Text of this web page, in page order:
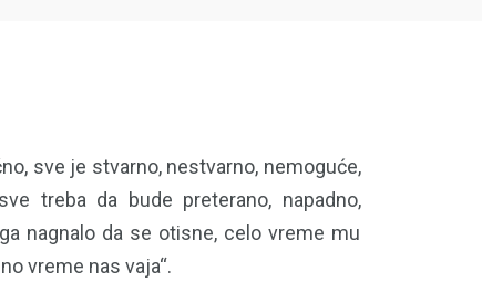
sve je stvarno, nestvarno, nemoguće,
treba da bude preterano, napadno,
nagnalo da se otisne, celo vreme mu
vreme nas vaja“.